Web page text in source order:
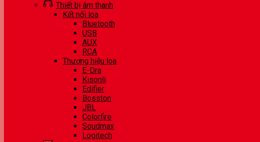
Thiết bị âm thanh
Kết nối loa
Bluetooth
USB
AUX
RCA
Thương hiệu loa
E-Dra
Kisonli
Edifier
Bosston
JBL
Colorfire
Soudmax
Logitech